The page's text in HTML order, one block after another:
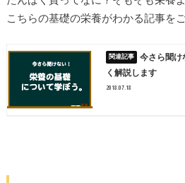
こちらの基礎の栄養がわかる記事を
今さら聞け
く解説します
2018.07.18